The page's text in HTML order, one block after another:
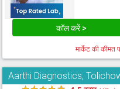
कॉल करें >
मार्केट की कीमत
Aarthi Diagnostics,